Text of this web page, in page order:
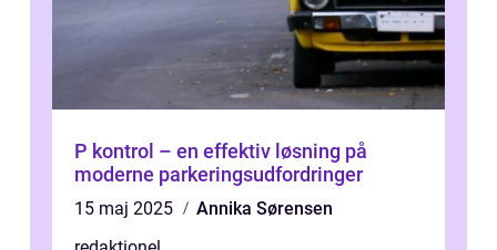
P kontrol – en effektiv løsning på
moderne parkeringsudfordringer
15 maj 2025
Annika Sørensen